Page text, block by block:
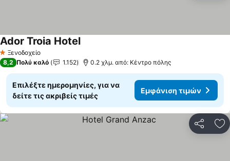
1 Αστέρια
Ξενοδοχείο
Ador Troia Hotel
8,2 Πολύ καλό 1.152 0.2 χλμ. από: Κέντρο πόλης
Επιλέξτε ημερομηνίες, για να
δείτε τις ακριβείς τιμές
Εμφάνιση τιμών